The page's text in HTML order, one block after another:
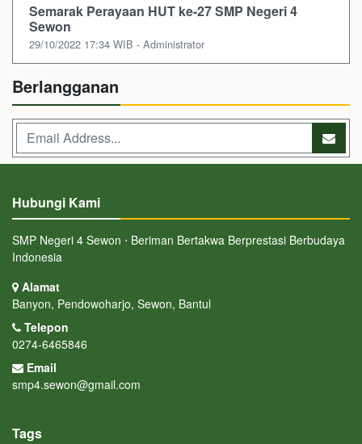
Semarak Perayaan HUT ke-27 SMP Negeri 4
Sewon
29/10/2022 17:34 WIB - Administrator
Berlangganan
Hubungi Kami
SMP Negeri 4 Sewon ⋅ Beriman Bertakwa Berprestasi Berbudaya
Indonesia
Alamat
Banyon, Pendowoharjo, Sewon, Bantul
Telepon
0274-6465846
Email
smp4.sewon@gmail.com
Tags